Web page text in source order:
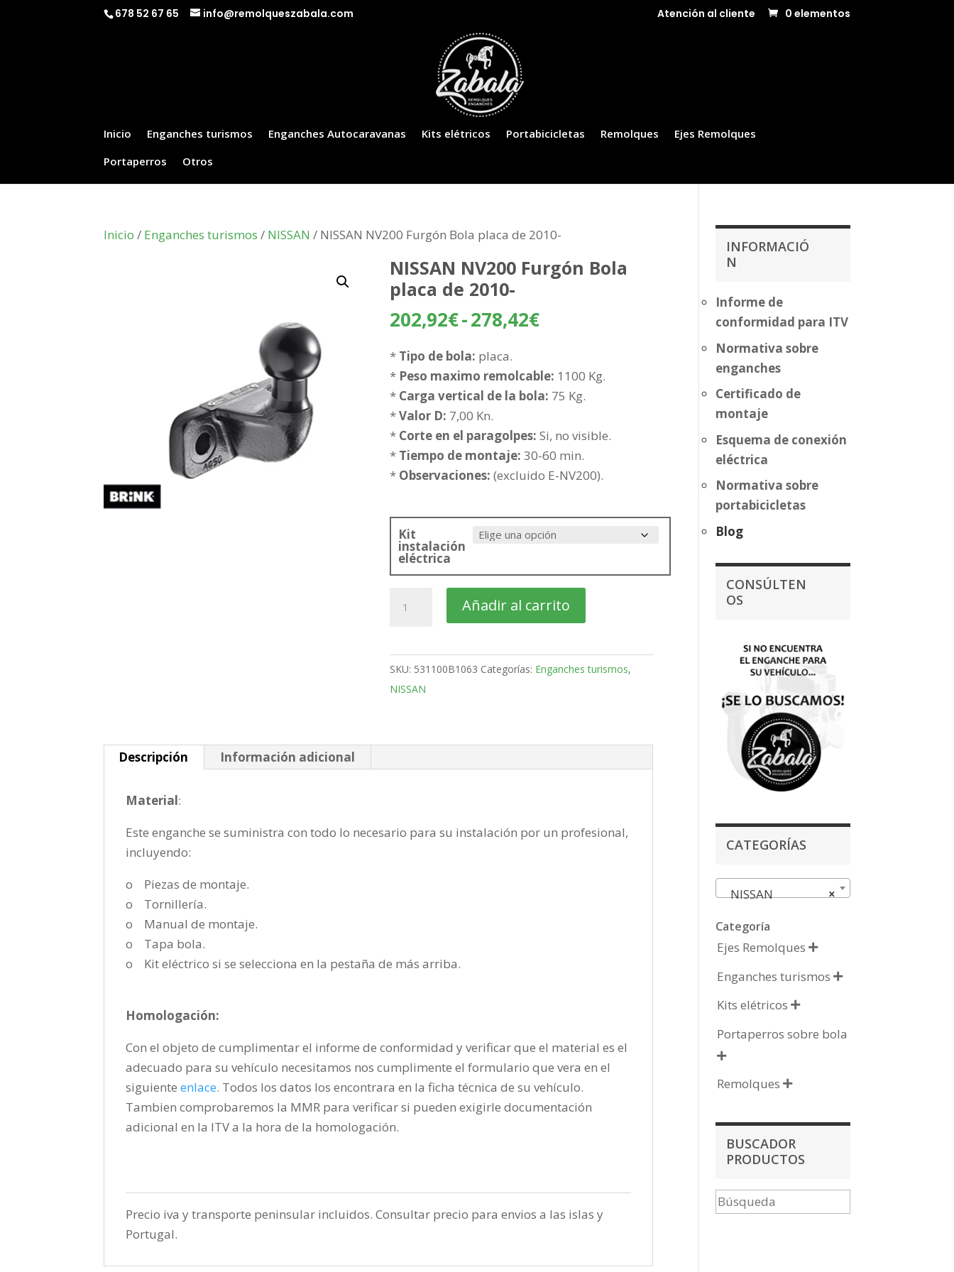
678 52 67 65 info@remolqueszabala.com Atención al cliente 0 elementos
Inicio Enganches turismos Enganches Autocaravanas Kits elétricos Portabicicletas Remolques
Ejes Remolques
Portaperros
Otros
Inicio / Enganches turismos / NISSAN / NISSAN NV200 Furgón Bola placa de 2010-
NISSAN NV200 Furgón Bola
placa de 2010-
202,92€-278,42€Rango
desde
202,92€
278,42€
* Tipo de bola: placa.
* Peso maximo remolcable: 1100 Kg.
* Carga vertical de la bola: 75 Kg.
*Valor D: 7,00 Kn.
* Corte en el paragolpes: Si, no visible.
* Tiempo de montaje: 30-60 min.
* Observaciones: (excluido E-NV200).
Kit
instalación
eléctrica
NV200
Bola
placa
de
Añadir al carrito
SKU: 531100B1063 Categorías: Enganches turismos,
NISSAN
Descripción Información adicional
Material:
Este enganche se suministra con todo lo necesario para su instalación por un profesional,
incluyendo:
o Piezas de montaje.
o Tornillería.
o Manual de montaje.
o Tapa bola.
o Kit eléctrico si se selecciona en la pestaña de más arriba.
Homologación:
Con el objeto de cumplimentar el informe de conformidad y verificar que el material es el
adecuado para su vehículo necesitamos nos cumplimente el formulario que vera en el
siguienteenlace. Todos los datos los encontrara en la ficha técnica de su vehículo.
Tambien comprobaremos la MMR para verificar si pueden exigirle documentación
adicional en la ITV a la hora de la homologación.
Precio iva y transporte peninsular incluidos. Consultar precio para envios a las islas y
Portugal.
INFORMACIÓ
N
Informe de
conformidad para ITV
Normativa sobre
enganches
Certificado de
montaje
Esquema de conexión
eléctrica
Normativa sobre
portabicicletas
Blog
CONSÚLTEN
OS
CATEGORÍAS
×
NISSAN
Categoría
Ejes Remolques 
Enganches turismos 
Kits elétricos 
Portaperros sobre bola

Remolques 
BUSCADOR
PRODUCTOS